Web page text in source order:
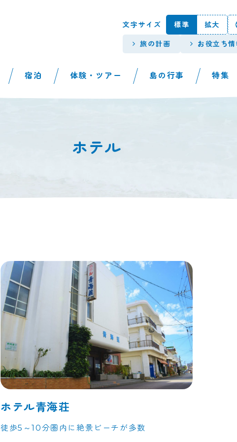
文字サイズ 標準 拡大
旅の計画 お役立ち情
宿泊 体験・ツアー 島の行事 特集
ホテル
ホテル青海荘
徒歩5～10分圏内に絶景ビーチが多数